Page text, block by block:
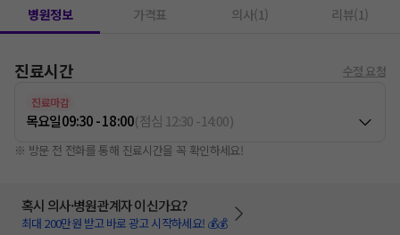
병원정보 가격표 의사(1) 리뷰(1)
진료시간 수정 요청
진료마감
목요일09:30 - 18:00(점심 12:30-14:00)
※ 방문 전 전화를 통해 진료시간을 꼭 확인하세요!
혹시 의사·병원관계자 이신가요?
최대 200만원 받고 바로 광고 시작하세요! 💰💰